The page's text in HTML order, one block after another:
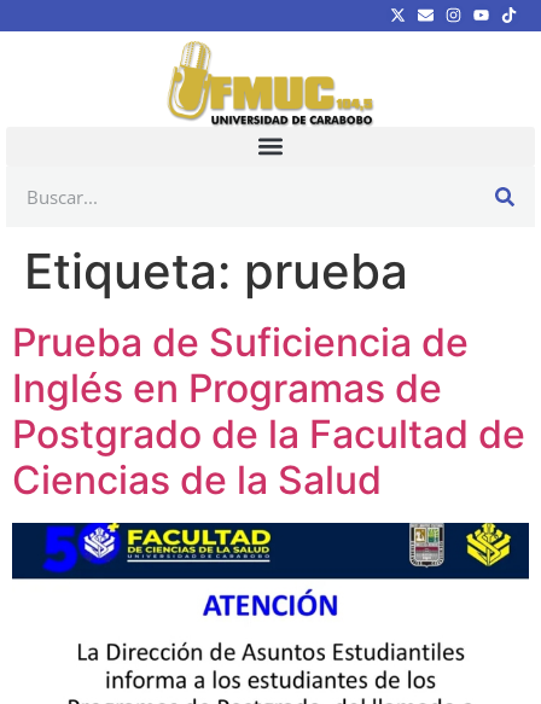
Etiqueta: prueba
Prueba de Suficiencia de
Inglés en Programas de
Postgrado de la Facultad de
Ciencias de la Salud